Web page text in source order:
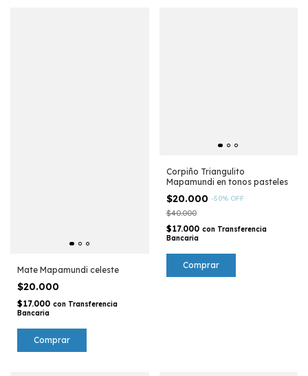
Mate Mapamundi celeste
$20.000
$17.000 con Transferencia
Bancaria
Corpiño Triangulito
Mapamundi en tonos pasteles
$20.000 -50% OFF
$40.000
$17.000 con Transferencia
Bancaria
Comprar